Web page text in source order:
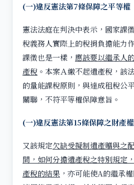
(一)違反憲法第7條保障之平等權
憲法法庭在判決中表示，國家課
稅義務人實際上的稅捐負擔能力
課徵也是一樣， 應該要以繼承人
產稅 。本案Ａ繳不起遺產稅，該
的量能課稅原則，與達成租稅公
關聯，不符平等權保障意旨。
(一)違反憲法第15條保障之財產權
又該規定欠缺受擬制遺產贈與之
間，如何分擔遺產稅之特別規定
產稅的結果 ，亦可能使A的繼承